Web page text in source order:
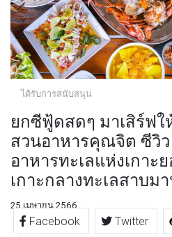
ได้รับการสนับสนุน
ยกซีฟู้ดสดๆ มาเสิร์ฟใ
สวนอาหารคุณจิต ซีวิ
อาหารทะเลแห่งเกาะ
เกาะกลางทะเลสาบม
25 เมษายน 2566
Facebook Twitter